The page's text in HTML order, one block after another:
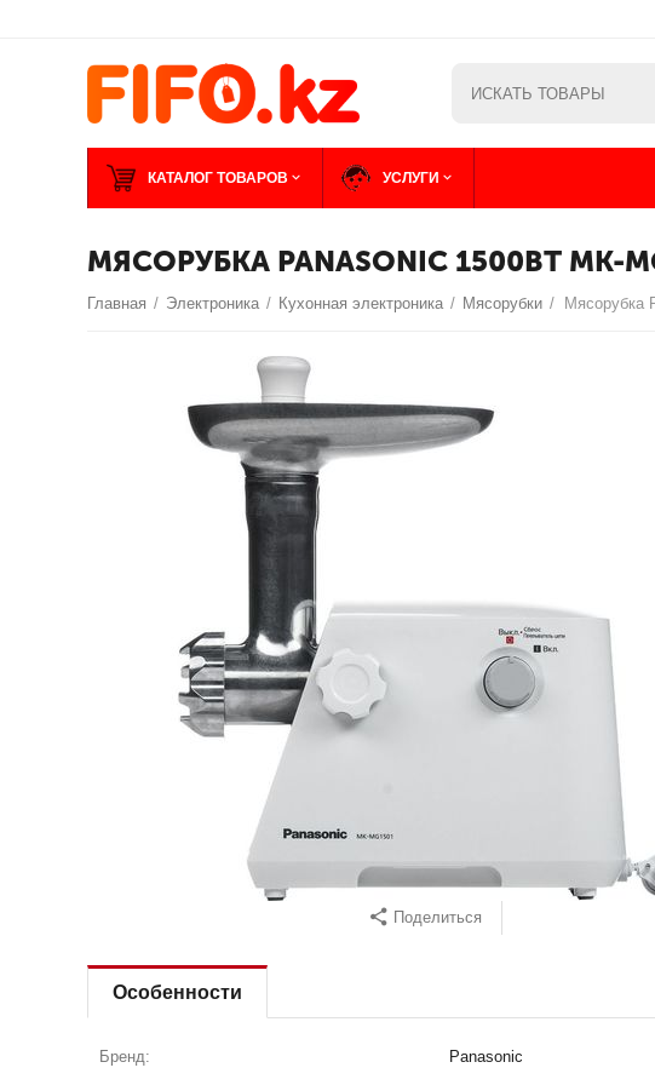
КАТАЛОГ ТОВАРОВ УСЛУГИ
МЯСОРУБКА PANASONIC 1500ВТ MK-
Главная / Электроника / Кухонная электроника / Мясорубки / Мясорубка
Поделиться
Особенности
Бренд: Panasonic